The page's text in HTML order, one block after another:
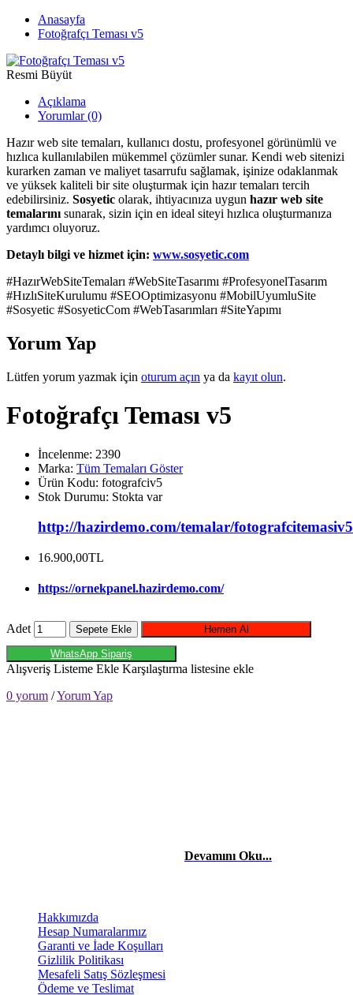
Anasayfa
Fotoğrafçı Teması v5
Resmi Büyüt
Açıklama
Yorumlar (0)
Hazır web site temaları, kullanıcı dostu, profesyonel görünümlü ve
hızlıca kullanılabilen mükemmel çözümler sunar. Kendi web sitenizi
kurarken zaman ve maliyet tasarrufu sağlamak, işinize odaklanmak
ve yüksek kaliteli bir site oluşturmak için hazır temaları tercih
edebilirsiniz. Sosyetic olarak, ihtiyacınıza uygun hazır web site
temalarını sunarak, sizin için en ideal siteyi hızlıca oluşturmanıza
yardımcı oluyoruz.
Detaylı bilgi ve hizmet için: www.sosyetic.com
#HazırWebSiteTemaları #WebSiteTasarımı #ProfesyonelTasarım
#HızlıSiteKurulumu #SEOOptimizasyonu #MobilUyumluSite
#Sosyetic #SosyeticCom #WebTasarımları #SiteYapımı
Yorum Yap
Lütfen yorum yazmak için oturum açın ya da kayıt olun.
Fotoğrafçı Teması v5
İncelenme: 2390
Marka: Tüm Temaları Göster
Ürün Kodu: fotografciv5
Stok Durumu: Stokta var
http://hazirdemo.com/temalar/
16.900,00TL
https://ornekpanel.hazirdemo.com/
Adet Sepete Ekle Hemen Al
WhatsApp Sipariş
Alışveriş Listeme Ekle Karşılaştırma listesine ekle
0 yorum /Yorum Yap
Devamını Oku...
Hakkımızda
Hesap Numaralarımız
Garanti ve İade Koşulları
Gizlilik Politikası
Mesafeli Satış Sözleşmesi
Ödeme ve Teslimat